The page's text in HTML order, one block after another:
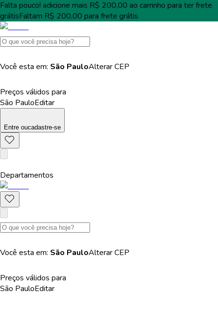
Falta pouco! adicione mais R$ 200,00 ao carrinho para terfrete
grátisFaltam R$ 200,00 para frete grátis
Você esta em: São PauloAlterarCEP
Preços válidos para
São PauloEditar
Entre oucadastre-se
Departamentos
Você esta em: São PauloAlterarCEP
Preços válidos para
São PauloEditar